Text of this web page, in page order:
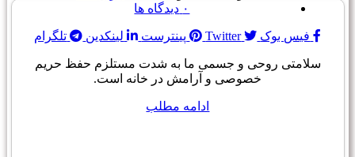
۰ دیدگاه ها
فیس بوک Twitter پینترست لینکدین تلگرام
سلامتی روحی و جسمی ما به شدت مستلزم حفظ حریم
خصوصی و آرامش در خانه است.
ادامه مطلب